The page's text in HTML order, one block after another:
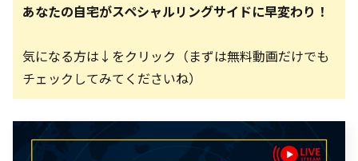
あなたの自宅がスペシャルリングサイドに早変わり！
気になる方は↓をクリック（まずは無料動画だけでも
チェックしてみてくださいね）